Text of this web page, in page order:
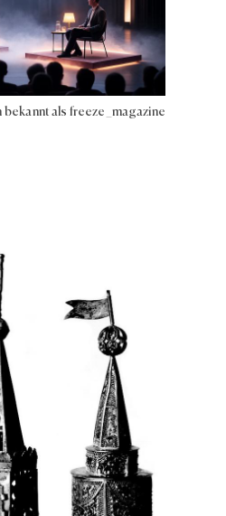
als freeze_magazine